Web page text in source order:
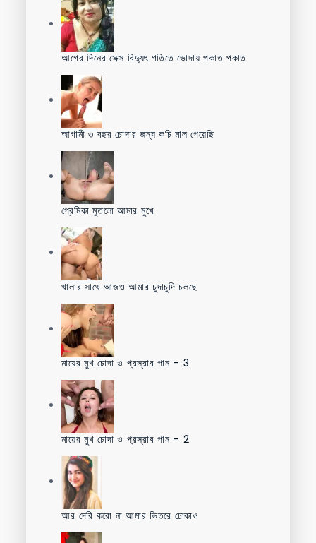
আগের দিনের সেক্স বিদ্যুৎ গতিতে ভোদায় পকাত পকাত
আগামী ৩ বছর চোদার জন্য কচি মাল পেয়েছি
প্রেমিকা মুতলো আমার মুখে
খালার সাথে আজও আমার চুদাচুদি চলছে
মায়ের মুখ চোদা ও প্রস্রাব পান – 3
মায়ের মুখ চোদা ও প্রস্রাব পান – 2
আর দেরি করো না আমার ভিতরে ঢোকাও